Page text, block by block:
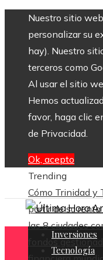
Nuestro sitio
personalizar su
hay). Nuestro
terceros como
Al usar el sitio
Hemos
favor, haga clic
de Privacidad.
Ok, acepto
Trending
Cómo Trinidad y
partir de su
las 8 ciudades
fondos
Inversiones
Tecnología